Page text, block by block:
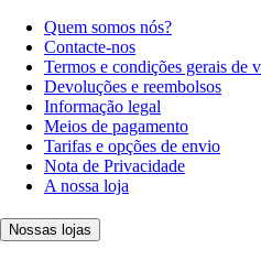
Quem somos nós?
Contacte-nos
Termos e condições gerais de
Devoluções e reembolsos
Informação legal
Meios de pagamento
Tarifas e opções de envio
Nota de Privacidade
A nossa loja
Nossas lojas